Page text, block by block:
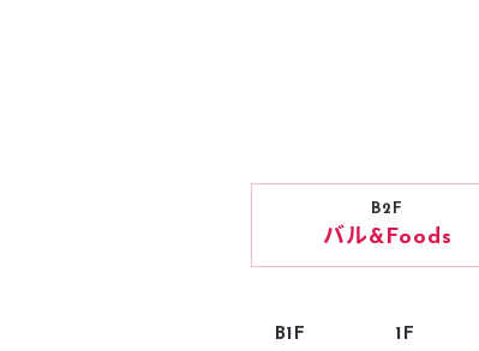
B2F
バル&Foods
B1F 1F